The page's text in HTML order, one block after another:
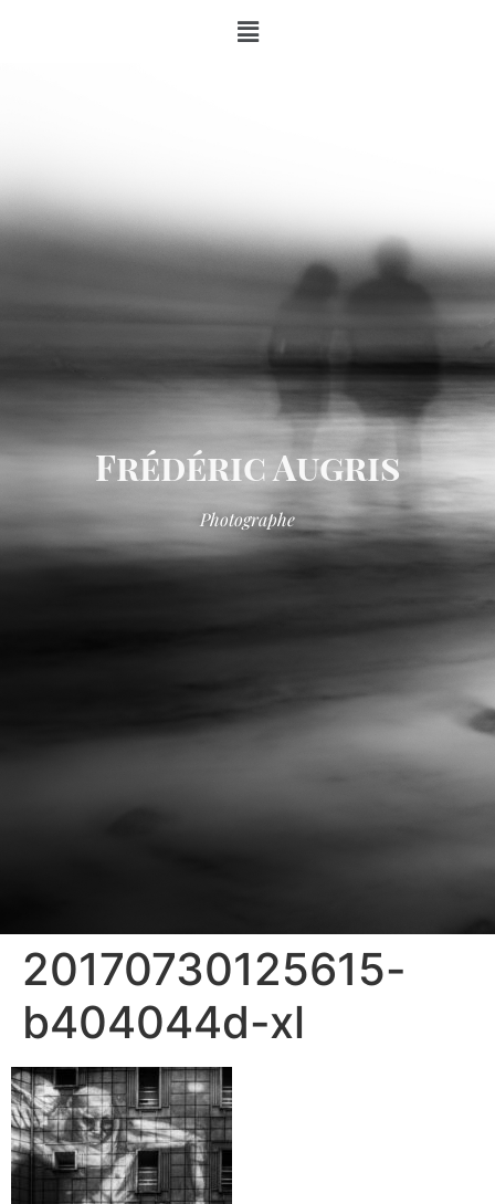
Frédéric Augris
Photographe
20170730125615-
b404044d-xl